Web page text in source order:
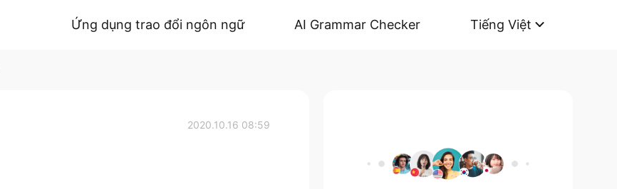
Ứng dụng trao đổi ngôn ngữ AI Grammar Checker Tiếng Việt
2020.10.16 08:59